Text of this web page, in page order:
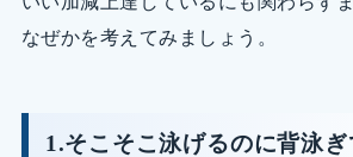
なぜかを考えてみましょう。
1.そこそこ泳げるのに背泳